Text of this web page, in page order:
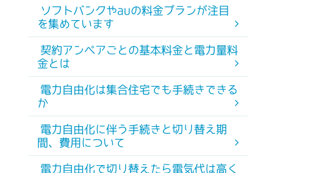
ソフトバンクやauの料金プランが注目
を集めています
契約アンペアごとの基本料金と電力量料
金とは
電力自由化は集合住宅でも手続きできる
か
電力自由化に伴う手続きと切り替え期
間、費用について
電力自由化で切り替えたら電気代は高く